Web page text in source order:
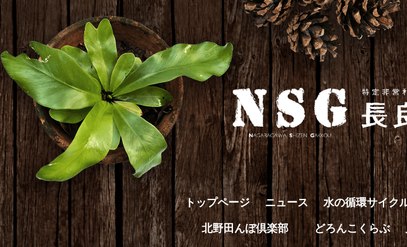
トップページ ニュース 水の循環サイク
北野田んぼ倶楽部 どろんこくらぶ